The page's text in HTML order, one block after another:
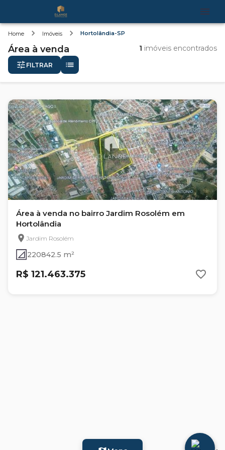
Home Imóveis Hortolândia-SP
Área à venda 1 imóveis encontrados
FILTRAR
Área à venda no bairro Jardim Rosolém em
Hortolândia
Jardim Rosolém
220842.5 m²
R$ 121.463.375